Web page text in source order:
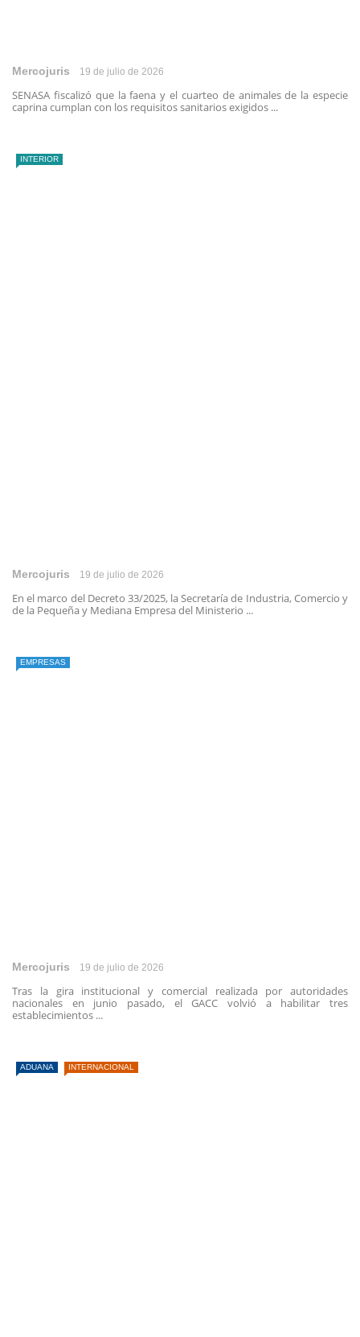
Mercojuris 19 de julio de 2026
SENASA fiscalizó que la faena y el cuarteo de animales de la especie
caprina cumplan con los requisitos sanitarios exigidos ...
INTERIOR
Mercojuris 19 de julio de 2026
En el marco del Decreto 33/2025, la Secretaría de Industria, Comercio y
de la Pequeña y Mediana Empresa del Ministerio ...
EMPRESAS
Mercojuris 19 de julio de 2026
Tras la gira institucional y comercial realizada por autoridades
nacionales en junio pasado, el GACC volvió a habilitar tres
establecimientos ...
ADUANA INTERNACIONAL